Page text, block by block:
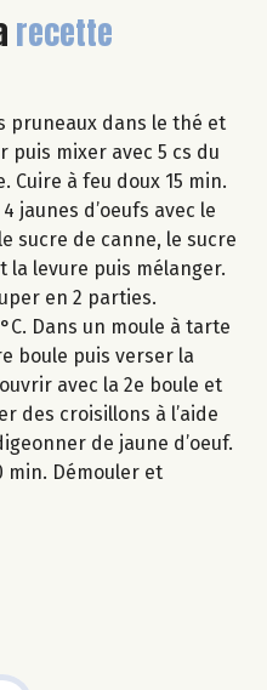
recette
pruneaux dans le thé et
puis mixer avec 5 cs du
Cuire à feu doux 15 min.
jaunes d’oeufs avec le
sucre de canne, le sucre
la levure puis mélanger.
en 2 parties.
Dans un moule à tarte
boule puis verser la
avec la 2e boule et
des croisillons à l’aide
de jaune d’oeuf.
min. Démouler et